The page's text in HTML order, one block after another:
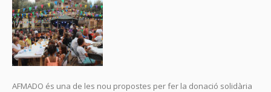
AFMADO és una de les nou propostes per fer la donació solidària